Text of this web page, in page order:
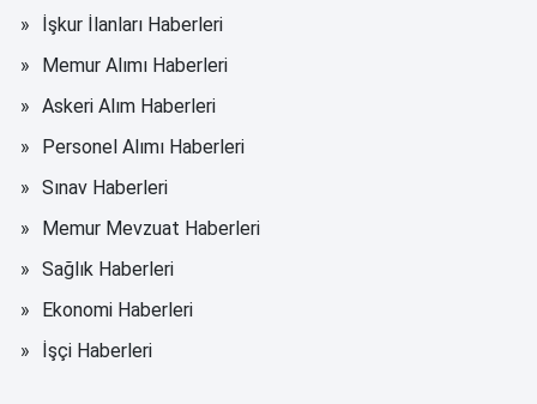
İşkur İlanları Haberleri
Memur Alımı Haberleri
Askeri Alım Haberleri
Personel Alımı Haberleri
Sınav Haberleri
Memur Mevzuat Haberleri
Sağlık Haberleri
Ekonomi Haberleri
İşçi Haberleri